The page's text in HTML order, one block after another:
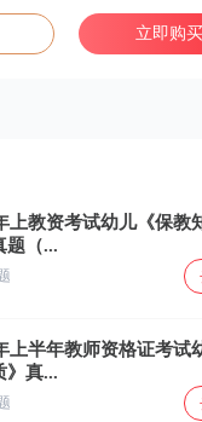
立即购买
上教资考试幼儿《保教
题（...
上半年教师资格证考试
》真...